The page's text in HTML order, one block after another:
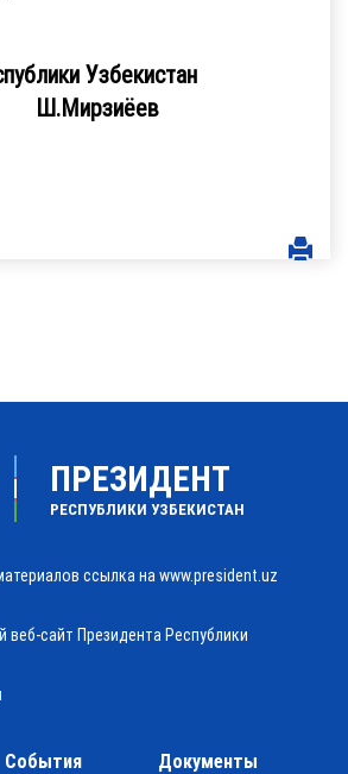
Узбекистан
Ш.Мирзиёев
ПРЕЗИДЕНТ
РЕСПУБЛИКИ УЗБЕКИСТАН
ссылка на www.president.uz
сайт Президента Республики
События Документы